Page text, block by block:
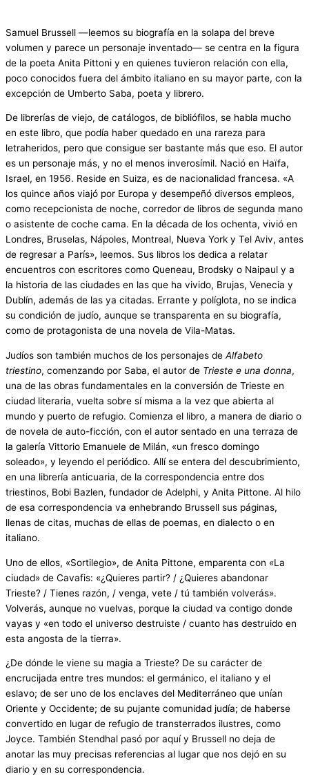
Samuel Brussell —leemos su biografía en la solapa del breve
volumen y parece un personaje inventado— se centra en la figura
de la poeta Anita Pittoni y en quienes tuvieron relación con ella,
poco conocidos fuera del ámbito italiano en su mayor parte, con la
excepción de Umberto Saba, poeta y librero.
De librerías de viejo, de catálogos, de bibliófilos, se habla mucho
en este libro, que podía haber quedado en una rareza para
letraheridos, pero que consigue ser bastante más que eso. El autor
es un personaje más, y no el menos inverosímil. Nació en Haïfa,
Israel, en 1956. Reside en Suiza, es de nacionalidad francesa. «A
los quince años viajó por Europa y desempeñó diversos empleos,
como recepcionista de noche, corredor de libros de segunda mano
o asistente de coche cama. En la década de los ochenta, vivió en
Londres, Bruselas, Nápoles, Montreal, Nueva York y Tel Aviv, antes
de regresar a París», leemos. Sus libros los dedica a relatar
encuentros con escritores como Queneau, Brodsky o Naipaul y a
la historia de las ciudades en las que ha vivido, Brujas, Venecia y
Dublín, además de las ya citadas. Errante y políglota, no se indica
su condición de judío, aunque se transparenta en su biografía,
como de protagonista de una novela de Vila-Matas.
Judíos son también muchos de los personajes de Alfabeto
triestino, comenzando por Saba, el autor de Trieste e una donna,
una de las obras fundamentales en la conversión de Trieste en
ciudad literaria, vuelta sobre sí misma a la vez que abierta al
mundo y puerto de refugio. Comienza el libro, a manera de diario o
de novela de auto-ficción, con el autor sentado en una terraza de
la galería Vittorio Emanuele de Milán, «un fresco domingo
soleado», y leyendo el periódico. Allí se entera del descubrimiento,
en una librería anticuaria, de la correspondencia entre dos
triestinos, Bobi Bazlen, fundador de Adelphi, y Anita Pittone. Al hilo
de esa correspondencia va enhebrando Brussell sus páginas,
llenas de citas, muchas de ellas de poemas, en dialecto o en
italiano.
Uno de ellos, «Sortilegio», de Anita Pittone, emparenta con «La
ciudad» de Cavafis: «¿Quieres partir? / ¿Quieres abandonar
Trieste? / Tienes razón, / venga, vete / tú también volverás».
Volverás, aunque no vuelvas, porque la ciudad va contigo donde
vayas y «en todo el universo destruiste / cuanto has destruido en
esta angosta de la tierra».
¿De dónde le viene su magia a Trieste? De su carácter de
encrucijada entre tres mundos: el germánico, el italiano y el
eslavo; de ser uno de los enclaves del Mediterráneo que unían
Oriente y Occidente; de su pujante comunidad judía; de haberse
convertido en lugar de refugio de transterrados ilustres, como
Joyce. También Stendhal pasó por aquí y Brussell no deja de
anotar las muy precisas referencias al lugar que nos dejó en su
diario y en su correspondencia.